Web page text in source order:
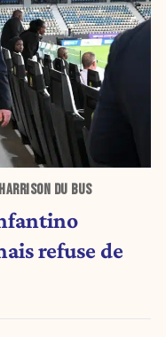
DU BUS
refuse de